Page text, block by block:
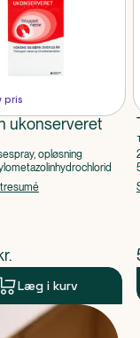
pris
ukonserveret
opløsning
pris
Læg i kurv